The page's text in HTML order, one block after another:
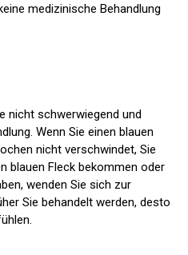
medizinische Behandlung
nicht schwerwiegend und
Wenn Sie einen blauen
nicht verschwindet, Sie
blauen Fleck bekommen oder
wenden Sie sich zur
Sie behandelt werden, desto